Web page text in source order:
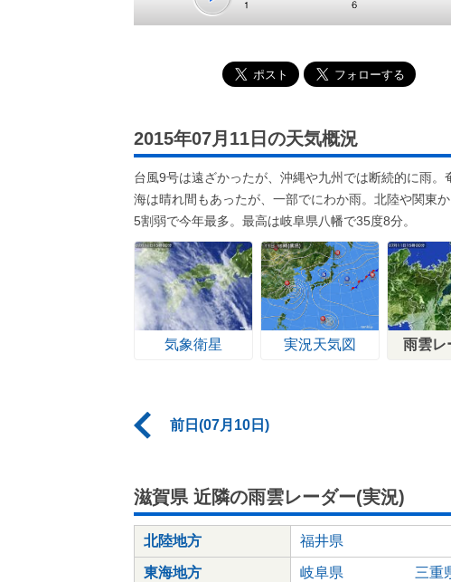
2015年07月11日の天気概況
台風9号は遠ざかったが、沖縄や九州では断続的に雨
海は晴れ間もあったが、一部でにわか雨。北陸や関東
5割弱で今年最多。最高は岐阜県八幡で35度8分。
気象衛星 実況天気図 雨雲レ
前日(07月10日)
滋賀県 近隣の雨雲レーダー(実況)
北陸地方 福井県
東海地方 岐阜県 三重